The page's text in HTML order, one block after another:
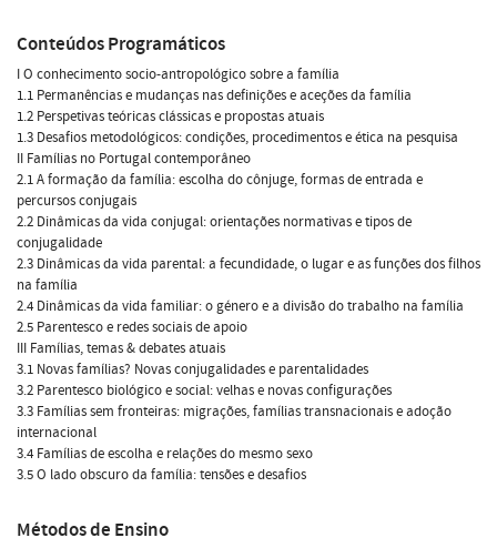
Conteúdos Programáticos
I O conhecimento socio-antropológico sobre a família
1.1 Permanências e mudanças nas definições e aceções da família
1.2 Perspetivas teóricas clássicas e propostas atuais
1.3 Desafios metodológicos: condições, procedimentos e ética na pesquisa
II Famílias no Portugal contemporâneo
2.1 A formação da família: escolha do cônjuge, formas de entrada e
percursos conjugais
2.2 Dinâmicas da vida conjugal: orientações normativas e tipos de
conjugalidade
2.3 Dinâmicas da vida parental: a fecundidade, o lugar e as funções dos filhos
na família
2.4 Dinâmicas da vida familiar: o género e a divisão do trabalho na família
2.5 Parentesco e redes sociais de apoio
III Famílias, temas & debates atuais
3.1 Novas famílias? Novas conjugalidades e parentalidades
3.2 Parentesco biológico e social: velhas e novas configurações
3.3 Famílias sem fronteiras: migrações, famílias transnacionais e adoção
internacional
3.4 Famílias de escolha e relações do mesmo sexo
3.5 O lado obscuro da família: tensões e desafios
Métodos de Ensino